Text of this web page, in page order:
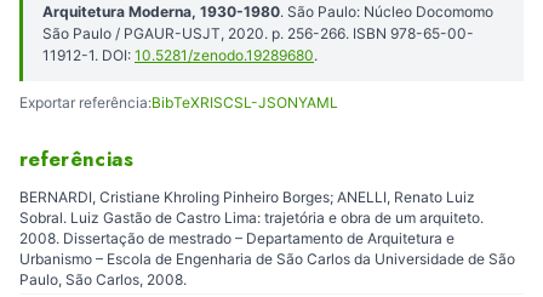
Arquitetura Moderna, 1930-1980. São Paulo: Núcleo Docomomo
São Paulo / PGAUR-USJT, 2020. p. 256-266. ISBN 978-65-00-
11912-1. DOI: 10.5281/zenodo.19289680.
Exportar referência:BibTeXRISCSL-JSONYAML
referências
BERNARDI, Cristiane Khroling Pinheiro Borges; ANELLI, Renato Luiz
Sobral. Luiz Gastão de Castro Lima: trajetória e obra de um arquiteto.
2008. Dissertação de mestrado – Departamento de Arquitetura e
Urbanismo – Escola de Engenharia de São Carlos da Universidade de São
Paulo, São Carlos, 2008.